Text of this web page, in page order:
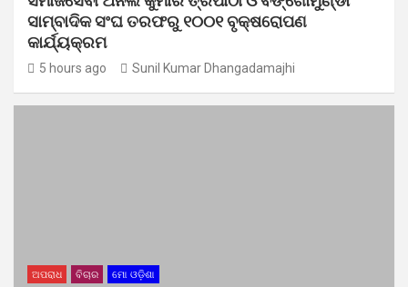
ସାମ୍ବାଦିକ ସଂଘ ତରଫରୁ ୧୦୦୧ ବୃକ୍ଷରୋପଣ
କାର୍ଯ୍ୟକ୍ରମ
5 hours ago Sunil Kumar Dhangadamajhi
ଅପରାଧ ବିଚାର ମୋ ଓଡ଼ିଶା